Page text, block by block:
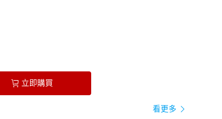
立即購買
看更多